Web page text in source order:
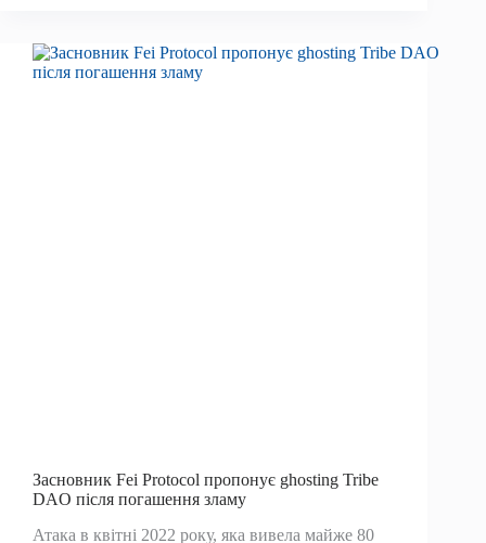
винагороджує
індійців
Засновник Fei Protocol пропонує ghosting Tribe
DAO після погашення зламу
Атака в квітні 2022 року, яка вивела майже 80